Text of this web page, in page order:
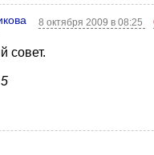
8 октября 2009 в 08:25
совет.